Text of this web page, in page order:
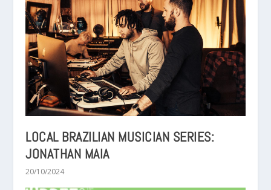
LOCAL BRAZILIAN MUSICIAN SERIES:
JONATHAN MAIA
20/10/2024